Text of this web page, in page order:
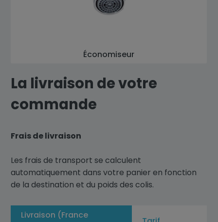
Économiseur
La livraison de votre
commande
Frais de livraison
Les frais de transport se calculent
automatiquement dans votre panier en fonction
de la destination et du poids des colis.
Livraison (France